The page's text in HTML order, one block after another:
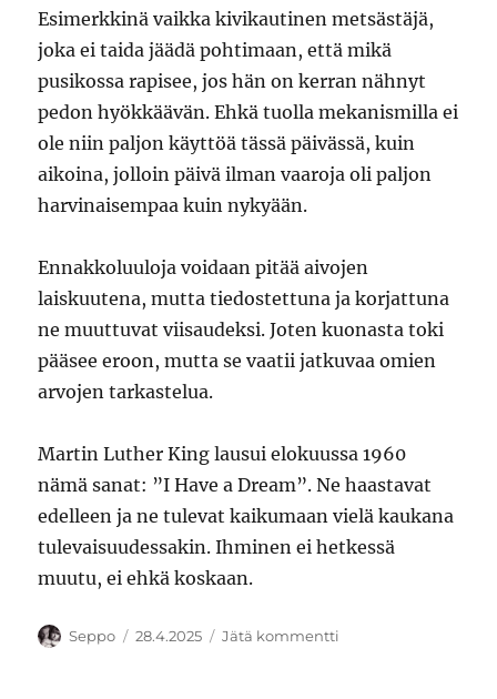
Esimerkkinä vaikka kivikautinen metsästäjä,
joka ei taida jäädä pohtimaan, että mikä
pusikossa rapisee, jos hän on kerran nähnyt
pedon hyökkäävän. Ehkä tuolla mekanismilla ei
ole niin paljon käyttöä tässä päivässä, kuin
aikoina, jolloin päivä ilman vaaroja oli paljon
harvinaisempaa kuin nykyään.
Ennakkoluuloja voidaan pitää aivojen
laiskuutena, mutta tiedostettuna ja korjattuna
ne muuttuvat viisaudeksi. Joten kuonasta toki
pääsee eroon, mutta se vaatii jatkuvaa omien
arvojen tarkastelua.
Martin Luther King lausui elokuussa 1960
nämä sanat: ”I Have a Dream”. Ne haastavat
edelleen ja ne tulevat kaikumaan vielä kaukana
tulevaisuudessakin. Ihminen ei hetkessä
muutu, ei ehkä koskaan.
Kirjoittaja
Seppo Julkaistu
28.4.2025 Jätä kommentti